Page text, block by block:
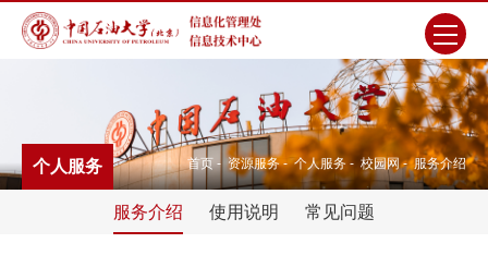
首页 - 资源服务 - 个人服务 - 校园网 - 服务介绍
个人服务
服务介绍 使用说明 常见问题